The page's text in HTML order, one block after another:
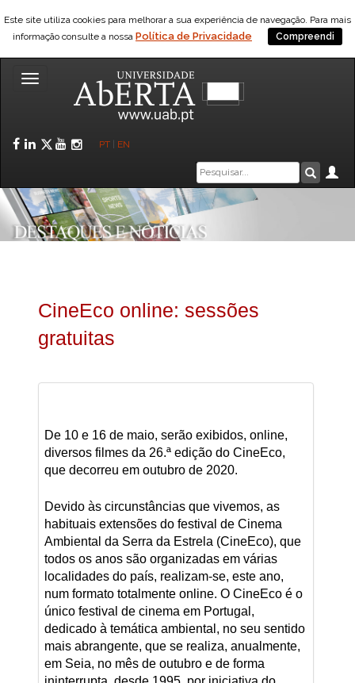
Este site utiliza cookies para melhorar a sua experiência de navegação. Para mais
informação consulte a nossa Política de Privacidade Compreendi
Toggle
Facebook
LinkedIn
Twitter
YouTube
Instagram
PT EN
Caixa
de
pesquisa
CineEco online: sessões
gratuitas
De 10 e 16 de maio, serão exibidos, online,
diversos filmes da 26.ª edição do CineEco,
que decorreu em outubro de 2020.
Devido às circunstâncias que vivemos, as
habituais extensões do festival de Cinema
Ambiental da Serra da Estrela (CineEco), que
todos os anos são organizadas em várias
localidades do país, realizam-se, este ano,
num formato totalmente online. O CineEco é o
único festival de cinema em Portugal,
dedicado à temática ambiental, no seu sentido
mais abrangente, que se realiza, anualmente,
em Seia, no mês de outubro e de forma